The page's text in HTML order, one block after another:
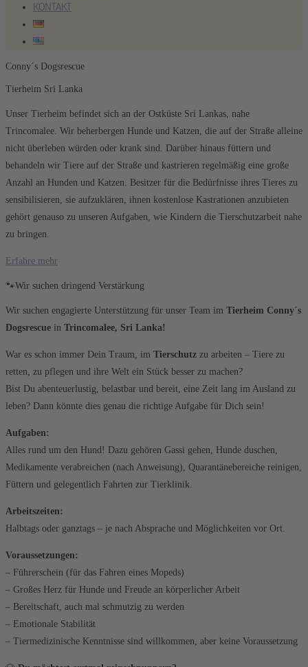
KONTAKT
Conny´s Dogsrescue
Tierheim Sri Lanka
Unser Tierheim befindet sich an der Ostküste Sri Lankas, nahe
Trincomalee. Wir beherbergen Hunde und Katzen, die auf der Straße alleine
nicht überleben würden oder krank sind. Darüber hinaus füttern und
behandeln wir Tiere auf der Straße und kastrieren regelmäßig eine große
Anzahl an Hunden und Katzen. Besitzer für die Bedürfnisse ihres Tieres zu
sensibilisieren, sie aufzuklären, ihnen kostenlose Kastrationen anzubieten
gehört genauso zu unseren Aufgaben, wie Kindern die Tierschutzarbeit nahe
zu bringen.
Erfahre mehr
🐾Wir suchen dringend Verstärkung
Wir suchen engagierte Unterstützung für unser Team im Tierheim Conny´s
Dogsrescue in Trincomalee, Sri Lanka!
War es schon immer Dein Traum, im Tierschutz zu arbeiten – Tiere zu
retten, zu pflegen und ihre Welt ein Stück besser zu machen?
Bist Du abenteuerlustig, belastbar und bereit, eine Zeit lang im Ausland zu
leben? Dann könnte dies genau die richtige Aufgabe für Dich sein!
Aufgaben:
Alles rund um den Hund! Dazu gehören Gassi gehen, Hunde duschen,
Medikamente verabreichen (nach Anweisung), Quarantänebereiche reinigen,
Füttern und gelegentlich Fahrten zur Tierklinik.
Arbeitszeiten:
Halbtags oder ganztags – je nach Absprache und Möglichkeiten vor Ort.
Voraussetzungen:
– Führerschein (für das Fahren eines Mopeds)
– Großes Herz für Hunde und Freude an körperlicher Arbeit
– Bereitschaft, auch mal schmutzig zu werden
– Emotionale Stabilität
– Tiermedizinische Kenntnisse sind willkommen, aber keine Voraussetzung